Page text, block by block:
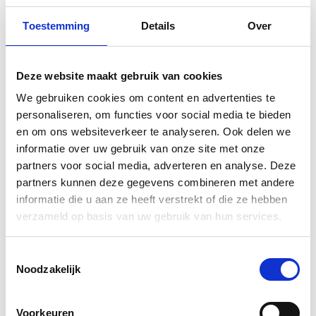
Toestemming Details Over
Deze website maakt gebruik van cookies
We gebruiken cookies om content en advertenties te
personaliseren, om functies voor social media te bieden
en om ons websiteverkeer te analyseren. Ook delen we
informatie over uw gebruik van onze site met onze
partners voor social media, adverteren en analyse. Deze
partners kunnen deze gegevens combineren met andere
informatie die u aan ze heeft verstrekt of die ze hebben
verzameld op basis van uw gebruik van hun services.
Noodzakelijk
Voorkeuren
is). Voor sterk absorberende ondergronden als MDF of
ESB platen, gebruik eerst
opnamevermogen van de ondergrond.
Wit vergeelt in ruimtes met weinig licht.
Bindmiddel:Gekookte koudgeperste, gezuiverde en
gesteriliseerde lijnolie uit Zweden.
Pigment:Titaandioxide, krijt
Droogmiddel: Mangaan
Verdunnen:Indien nodig verdunnen met max. 5%
Allbäck gekookte lijnolie.
VOC:<5mg/L Niets verdampt uit de verf
Aanbrengen:Breng dunne lagen aan met een stevige,
bij voorkeur varkensharen kwast of de Allbäck kwasten,
rondeofplatte
ondergrond.